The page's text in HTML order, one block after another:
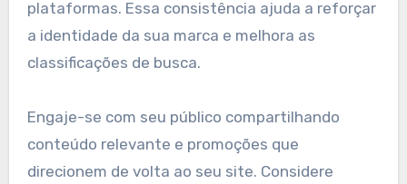
plataformas. Essa consistência ajuda a reforçar
a identidade da sua marca e melhora as
classificações de busca.
Engaje-se com seu público compartilhando
conteúdo relevante e promoções que
direcionem de volta ao seu site. Considere